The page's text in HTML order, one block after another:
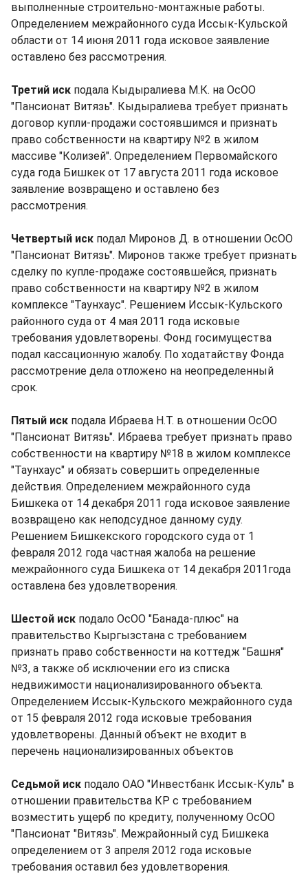
выполненные строительно-монтажные работы.
Определением межрайонного суда Иссык-Кульской
области от 14 июня 2011 года исковое заявление
оставлено без рассмотрения.
Третий иск подала Кыдыралиева М.К. на ОсОО
"Пансионат Витязь". Кыдыралиева требует признать
договор купли-продажи состоявшимся и признать
право собственности на квартиру №2 в жилом
массиве "Колизей". Определением Первомайского
суда года Бишкек от 17 августа 2011 года исковое
заявление возвращено и оставлено без
рассмотрения.
Четвертый иск подал Миронов Д. в отношении ОсОО
"Пансионат Витязь". Миронов также требует признать
сделку по купле-продаже состоявшейся, признать
право собственности на квартиру №2 в жилом
комплексе "Таунхаус". Решением Иссык-Кульского
районного суда от 4 мая 2011 года исковые
требования удовлетворены. Фонд госимущества
подал кассационную жалобу. По ходатайству Фонда
рассмотрение дела отложено на неопределенный
срок.
Пятый иск подала Ибраева Н.Т. в отношении ОсОО
"Пансионат Витязь". Ибраева требует признать право
собственности на квартиру №18 в жилом комплексе
"Таунхаус" и обязать совершить определенные
действия. Определением межрайонного суда
Бишкека от 14 декабря 2011 года исковое заявление
возвращено как неподсудное данному суду.
Решением Бишкекского городского суда от 1
февраля 2012 года частная жалоба на решение
межрайонного суда Бишкека от 14 декабря 2011года
оставлена без удовлетворения.
Шестой иск подало ОсОО "Банада-плюс" на
правительство Кыргызстана с требованием
признать право собственности на коттедж "Башня"
№3, а также об исключении его из списка
недвижимости национализированного объекта.
Определением Иссык-Кульского межрайонного суда
от 15 февраля 2012 года исковые требования
удовлетворены. Данный объект не входит в
перечень национализированных объектов
Седьмой иск подало ОАО "Инвестбанк Иссык-Куль" в
отношении правительства КР с требованием
возместить ущерб по кредиту, полученному ОсОО
"Пансионат "Витязь". Межрайонный суд Бишкека
определением от 3 апреля 2012 года исковые
требования оставил без удовлетворения.